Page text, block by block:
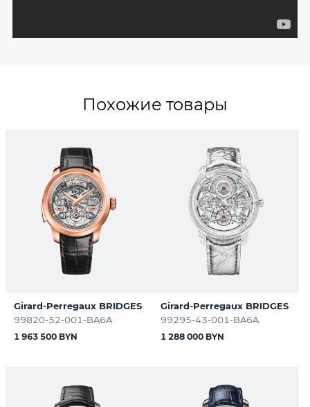
Похожие товары
Girard-Perregaux BRIDGES
99820-52-001-BA6A
1 963 500 BYN
Girard-Perregaux BRIDGES
99295-43-001-BA6A
1 288 000 BYN